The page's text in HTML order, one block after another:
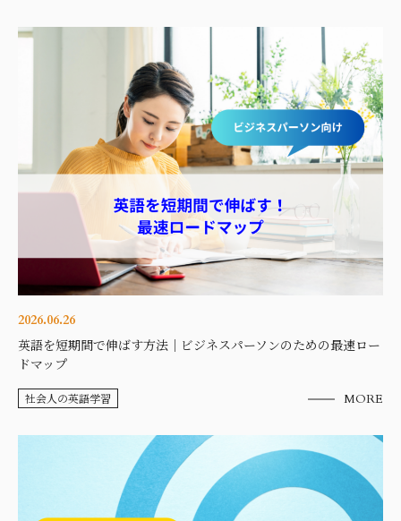
2026.06.26
英語を短期間で伸ばす方法｜ビジネスパーソンのための最速ロー
ドマップ
社会人の英語学習 MORE